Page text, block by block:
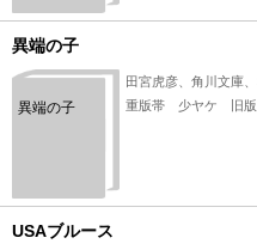
異端の子
異端の子
田宮虎彦、角川文庫
重版帯 少ヤケ 旧
USAブルース